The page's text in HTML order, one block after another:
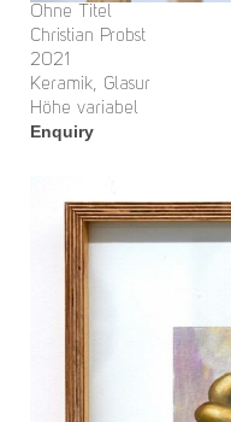
Ohne Titel
Christian Probst
2021
Keramik, Glasur
Höhe variabel
Enquiry